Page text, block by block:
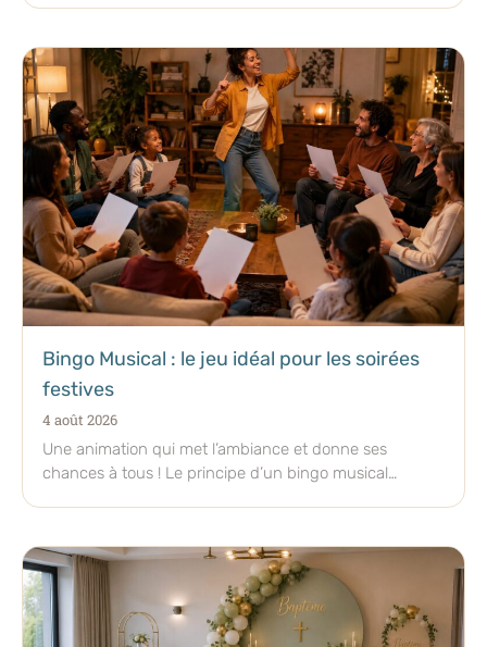
Bingo Musical : le jeu idéal pour les soirées
festives
4 août 2026
Une animation qui met l’ambiance et donne ses
chances à tous ! Le principe d’un bingo musical